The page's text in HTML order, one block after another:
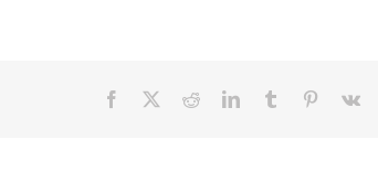
Facebook RedditLinkedInTumblr Pinterest
Vk